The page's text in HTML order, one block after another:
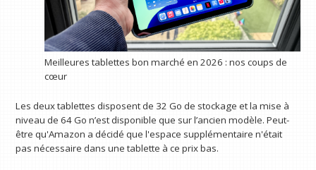
Meilleures tablettes bon marché en 2026 : nos coups de
cœur
Les deux tablettes disposent de 32 Go de stockage et la mise à
niveau de 64 Go n’est disponible que sur l’ancien modèle. Peut-
être qu'Amazon a décidé que l'espace supplémentaire n'était
pas nécessaire dans une tablette à ce prix bas.